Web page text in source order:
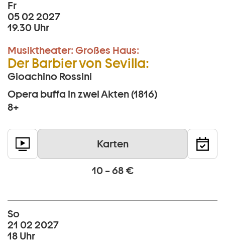
Fr
05 02 2027
19.30 Uhr
Musiktheater: Großes Haus:
Der Barbier von Sevilla:
Gioachino Rossini
Opera buffa in zwei Akten (1816)
8+
Karten
10 – 68 €
So
21 02 2027
18 Uhr